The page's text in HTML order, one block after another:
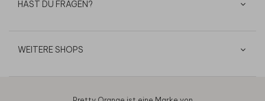
HAST DU FRAGEN?
WEITERE SHOPS